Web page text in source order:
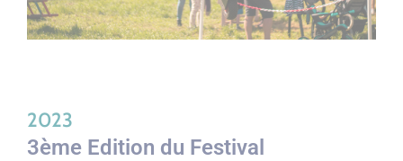
2023
3ème Edition du Festival